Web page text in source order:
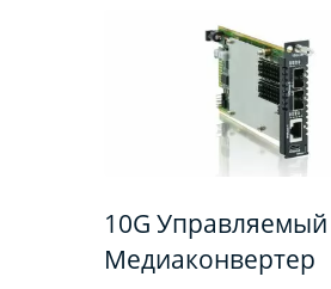
10G Управляемый
Медиаконвертер